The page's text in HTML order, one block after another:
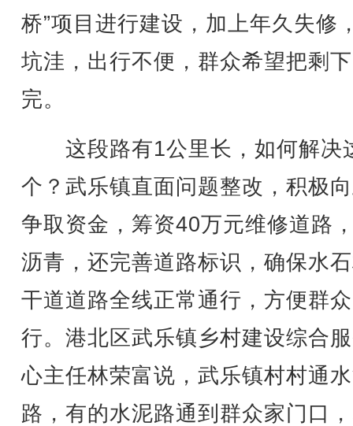
桥”项目进行建设，加上年久失修
坑洼，出行不便，群众希望把剩
完。
这段路有1公里长，如何解决
个？武乐镇直面问题整改，积极
争取资金，筹资40万元维修道路
沥青，还完善道路标识，确保水
干道道路全线正常通行，方便群
行。港北区武乐镇乡村建设综合
心主任林荣富说，武乐镇村村通
路，有的水泥路通到群众家门口